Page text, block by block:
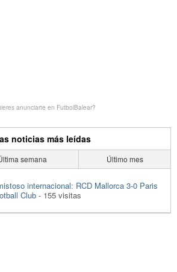
anunciarte en FutbolBalear?
noticias más leídas
semana Último mes
internacional: RCD Mallorca 3-0 Paris
Club - 155 visitas